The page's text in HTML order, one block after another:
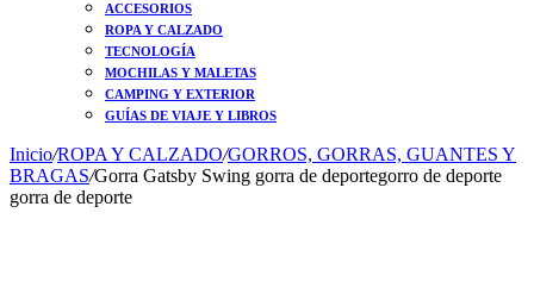
ACCESORIOS
ROPA Y CALZADO
TECNOLOGÍA
MOCHILAS Y MALETAS
CAMPING Y EXTERIOR
GUÍAS DE VIAJE Y LIBROS
Inicio/ROPA Y CALZADO/GORROS, GORRAS, GUANTES Y
BRAGAS/Gorra Gatsby Swing gorra de deportegorro de deporte
gorra de deporte